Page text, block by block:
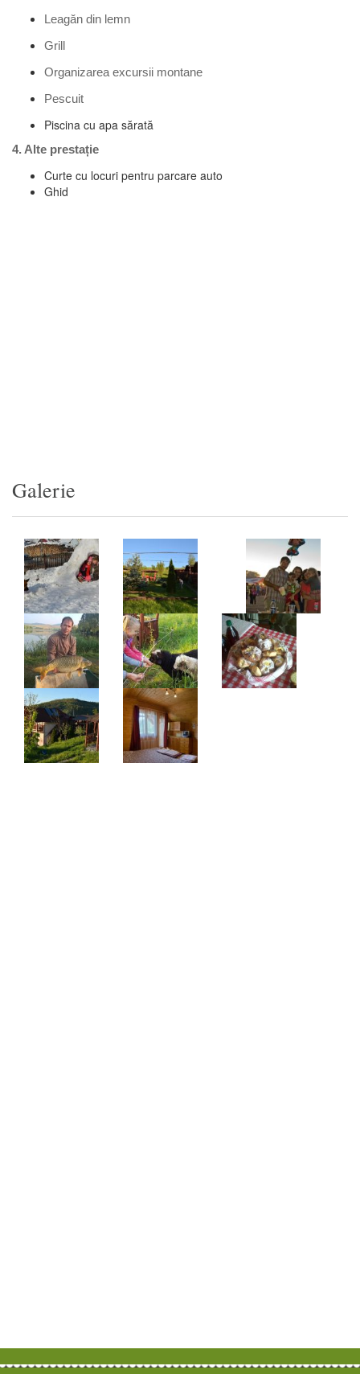
Leagăn din lemn
Grill
Organizarea excursii montane
Pescuit
Piscina cu apa sărată
4. Alte prestație
Curte cu locuri pentru parcare auto
Ghid
Galerie